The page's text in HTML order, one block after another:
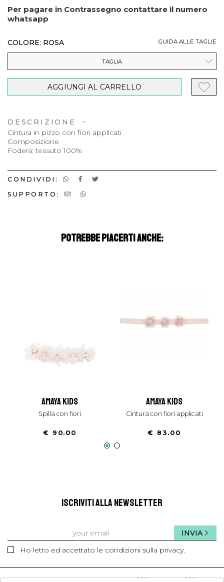
Per pagare in Contrassegno contattare il numero
whatsapp
COLORE: ROSA GUIDA ALLE TAGLIE
TAGLIA
AGGIUNGI AL CARRELLO
DESCRIZIONE
Cintura in pizzo con fiori applicati
Composizione
Fodera: tessuto 100%
CONDIVIDI:
SUPPORTO:
POTREBBE PIACERTI ANCHE:
amaya kids
spilla con fiori
€ 90.00
amaya kids
cintura con fiori applicati
€ 83.00
ISCRIVITI ALLA NEWSLETTER
Ho letto ed accettato le condizioni sulla privacy.
INVIA
kids kids